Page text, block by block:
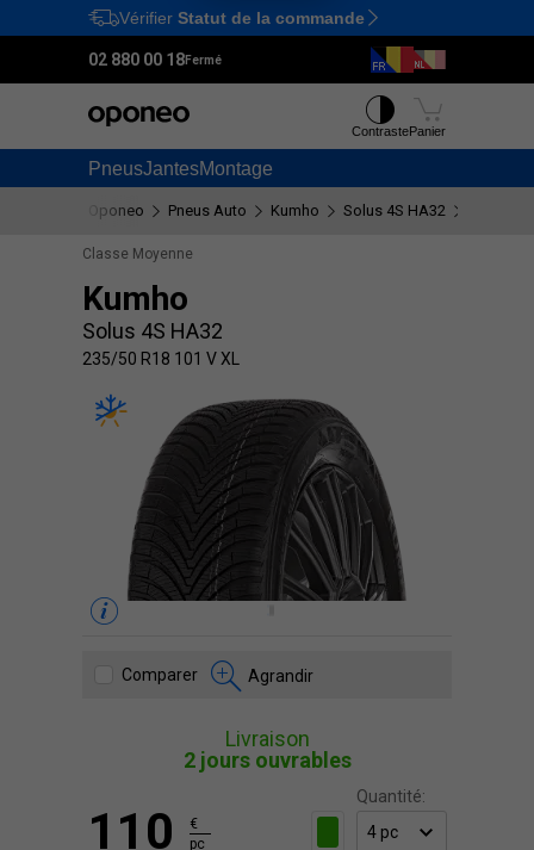
Ctrl M
Vérifier Statut de la commande
02 880 00 18Fermé
PneusJantesMontage
ContrastePanier
Oponeo Pneus Auto Kumho Solus 4S HA32
Classe Moyenne
Kumho
Solus 4S HA32
235/50 R18 101 V XL
Comparer Agrandir
Livraison
2 jours ouvrables
Quantité:
110
€
pc